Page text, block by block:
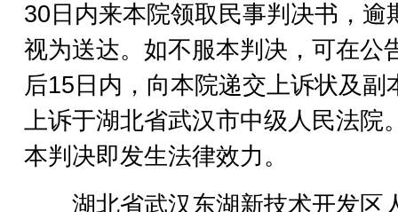
30日内来本院领取民事判决书，逾
视为送达。如不服本判决，可在公
后15日内，向本院递交上诉状及副
上诉于湖北省武汉市中级人民法院
本判决即发生法律效力。
湖北省武汉东湖新技术开发区